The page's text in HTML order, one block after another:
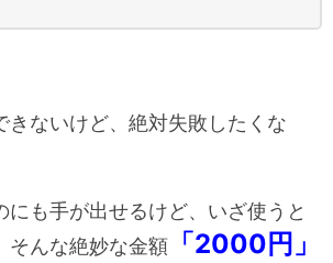
きないけど、絶対失敗したくな
にも手が出せるけど、いざ使うと
そんな絶妙な金額
「2000円」